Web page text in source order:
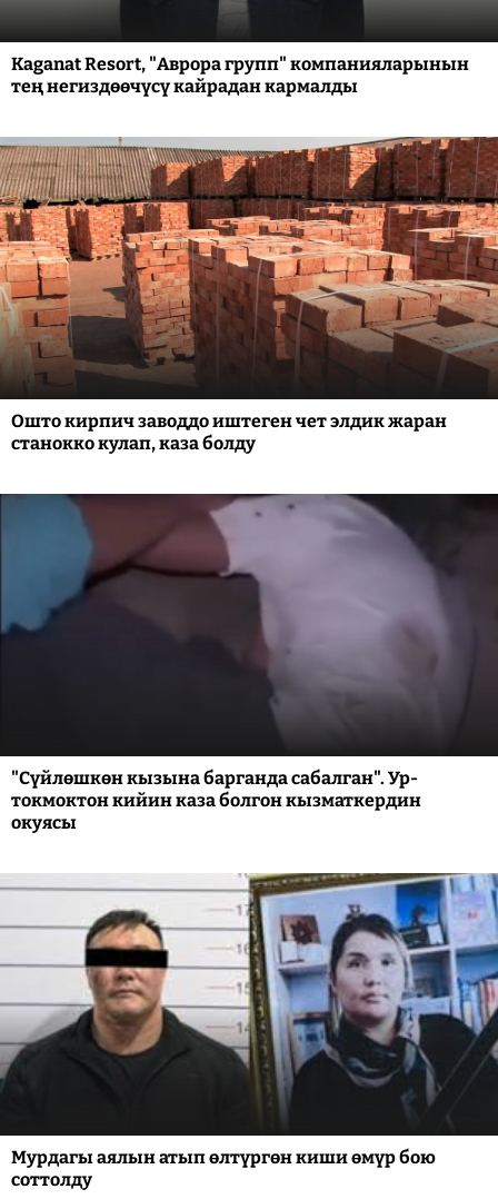
Kaganat Resort, "Аврора групп" компанияларынын
тең негиздөөчүсү кайрадан кармалды
Ошто кирпич заводдо иштеген чет элдик жаран
станокко кулап, каза болду
"Сүйлөшкөн кызына барганда сабалган". Ур-
токмоктон кийин каза болгон кызматкердин
окуясы
Мурдагы аялын атып өлтүргөн киши өмүр бою
соттолду